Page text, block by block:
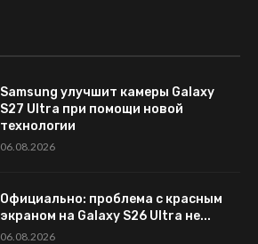
Samsung улучшит камеры Galaxy
S27 Ultra при помощи новой
технологии
06.08.2026
Официально: проблема с красным
экраном на Galaxy S26 Ultra не...
06.08.2026